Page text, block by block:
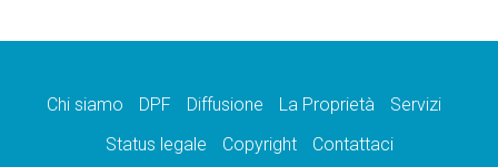
Chi siamo DPF Diffusione La Proprietà
Servizi
Status legale
Copyright Contattaci